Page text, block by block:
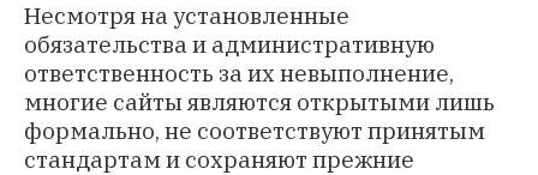
Несмотря на установленные
обязательства и административную
ответственность за их невыполнение,
многие сайты являются открытыми лишь
формально, не соответствуют принятым
стандартам и сохраняют прежние